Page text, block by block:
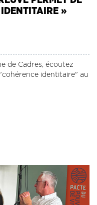
»
de Cadres, écoutez
identitaire" au